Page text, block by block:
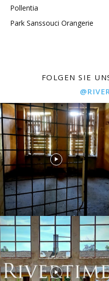
Pollentia
Park Sanssouci Orangerie
FOLGEN SIE